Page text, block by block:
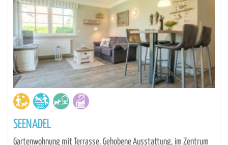
SEENADEL
Gartenwohnung mit Terrasse. Gehobene Ausstattung, im Zentrum